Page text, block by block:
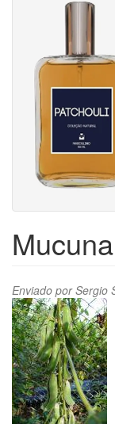
Mucuna
Enviado porSergio